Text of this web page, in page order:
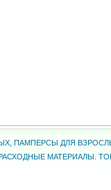
ПАМПЕРСЫ ДЛЯ
МАТЕРИАЛЫ.